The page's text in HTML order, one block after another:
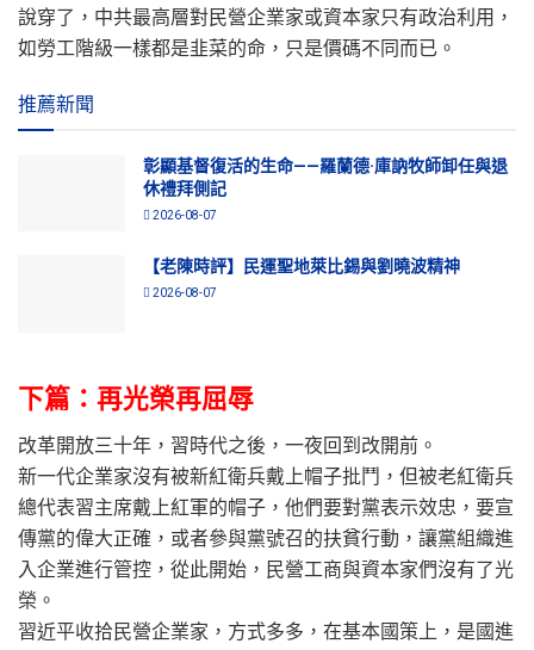
說穿了，中共最高層對民營企業家或資本家只有政治利用，
如勞工階級一樣都是韭菜的命，只是價碼不同而已。
推薦新聞
彰顯基督復活的生命——羅蘭德·庫訥牧師卸任與退
休禮拜側記
2026-08-07
【老陳時評】民運聖地萊比錫與劉曉波精神
2026-08-07
下篇：再光榮再屈辱
改革開放三十年，習時代之後，一夜回到改開前。
新一代企業家沒有被新紅衛兵戴上帽子批鬥，但被老紅衛兵
總代表習主席戴上紅軍的帽子，他們要對黨表示效忠，要宣
傳黨的偉大正確，或者參與黨號召的扶貧行動，讓黨組織進
入企業進行管控，從此開始，民營工商與資本家們沒有了光
榮。
習近平收拾民營企業家，方式多多，在基本國策上，是國進